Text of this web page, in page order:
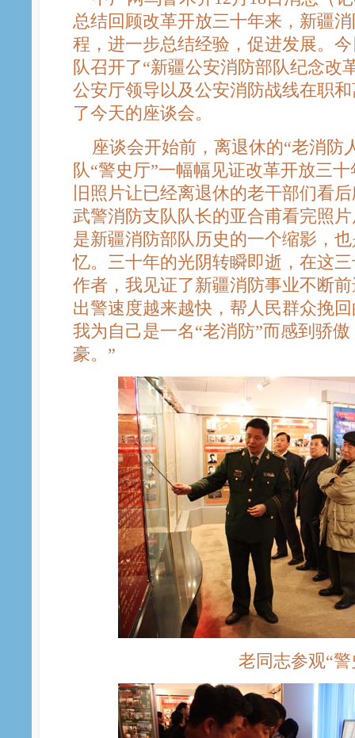
总结回顾改革开放三十年来，新疆
程，进一步总结经验，促进发展。
队召开了“新疆公安消防部队纪念改
公安厅领导以及公安消防战线在职
了今天的座谈会。
座谈会开始前，离退休的“老消防
队“警史厅”一幅幅见证改革开放三
旧照片让已经离退休的老干部们看
武警消防支队队长的亚合甫看完照
是新疆消防部队历史的一个缩影，
忆。三十年的光阴转瞬即逝，在这
作者，我见证了新疆消防事业不断
出警速度越来越快，帮人民群众挽
我为自己是一名“老消防”而感到骄
豪。”
老同志参观“警